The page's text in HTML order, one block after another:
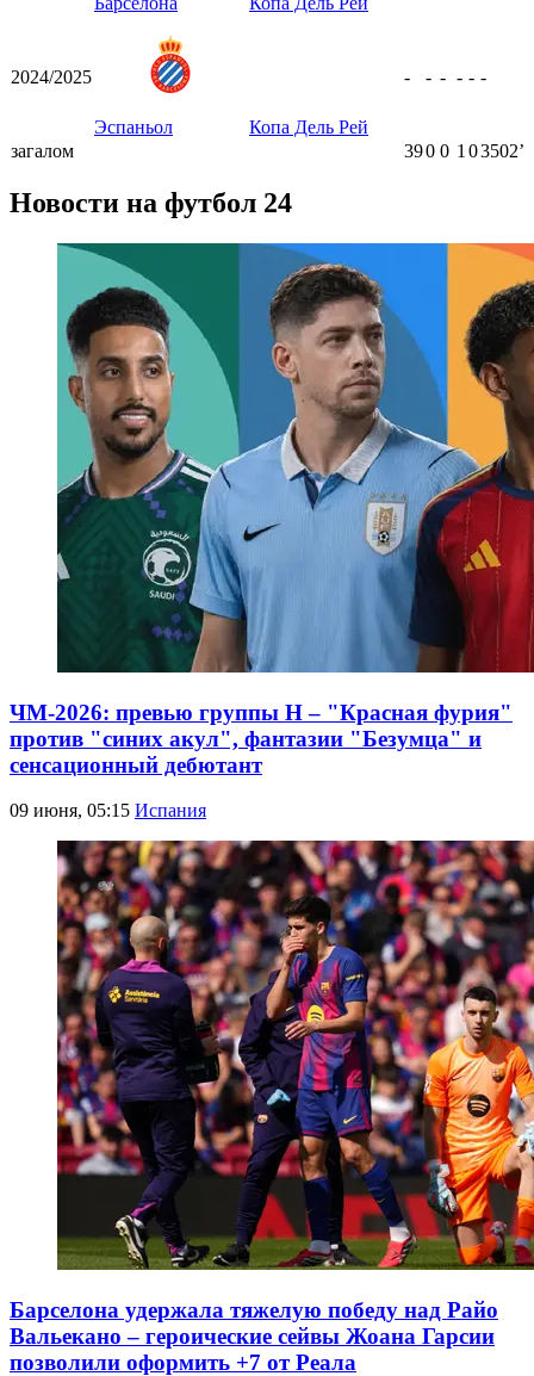
2024/2025
Эспаньол Копа Дель Рей
- - - - - -
загалом 390 0 1 03502ʼ
Новости на футбол 24
ЧМ-2026: превью группы Н – "Красная фурия"
против "синих акул", фантазии "Безумца" и
сенсационный дебютант
09 июня, 05:15 Испания
Барселона удержала тяжелую победу над Райо
Вальекано – героические сейвы Жоана Гарсии
позволили оформить +7 от Реала